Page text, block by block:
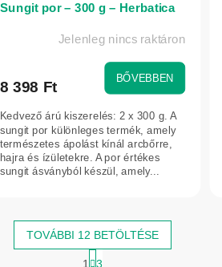
Sungit por – 300 g – Herbatica
Jelenleg nincs raktáron
8 398 Ft
BŐVEBBEN
Kedvező árú kiszerelés: 2 x 300 g. A
sungit por különleges termék, amely
természetes ápolást kínál arcbőrre,
hajra és ízületekre. A por értékes
sungit ásványból készül, amely...
TOVÁBBI 12 BETÖLTÉSE
1 3